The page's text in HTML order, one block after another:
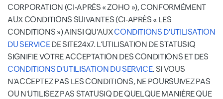
CORPORATION (CI-APRÈS « ZOHO »), CONFORMÉMENT
AUX CONDITIONS SUIVANTES (CI-APRÈS « LES
CONDITIONS ») AINSI QU'AUXCONDITIONS D'UTILISATION
DU SERVICEDE SITE24x7. L'UTILISATION DE STATUSIQ
SIGNIFIE VOTRE ACCEPTATION DES CONDITIONS ET DES
CONDITIONS D'UTILISATION DU SERVICE. SI VOUS
N'ACCEPTEZ PAS LES CONDITIONS, NE POURSUIVEZ PAS
OU N'UTILISEZ PAS STATUSIQ DE QUELQUE MANIÈRE QUE